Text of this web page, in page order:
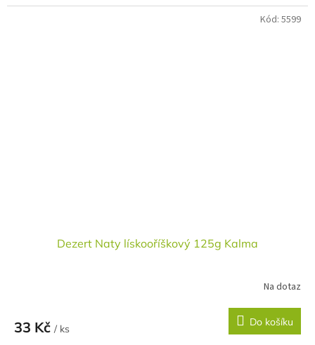
Dezert Naty lískooříškový 125g Kalma
Na dotaz
33 Kč / ks
Do košíku
Kód: 5599